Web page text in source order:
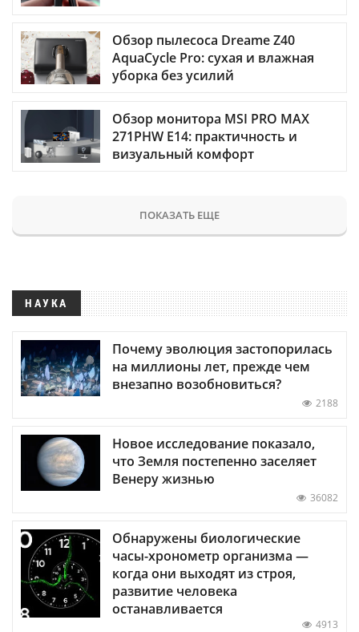
Обзор пылесоса Dreame Z40
AquaCycle Pro: сухая и влажная
уборка без усилий
Обзор монитора MSI PRO MAX
271PHW E14: практичность и
визуальный комфорт
ПОКАЗАТЬ ЕЩЕ
НАУКА
Почему эволюция застопорилась
на миллионы лет, прежде чем
внезапно возобновиться?
2188
Новое исследование показало,
что Земля постепенно заселяет
Венеру жизнью
36082
Обнаружены биологические
часы-хронометр организма —
когда они выходят из строя,
развитие человека
останавливается
4913